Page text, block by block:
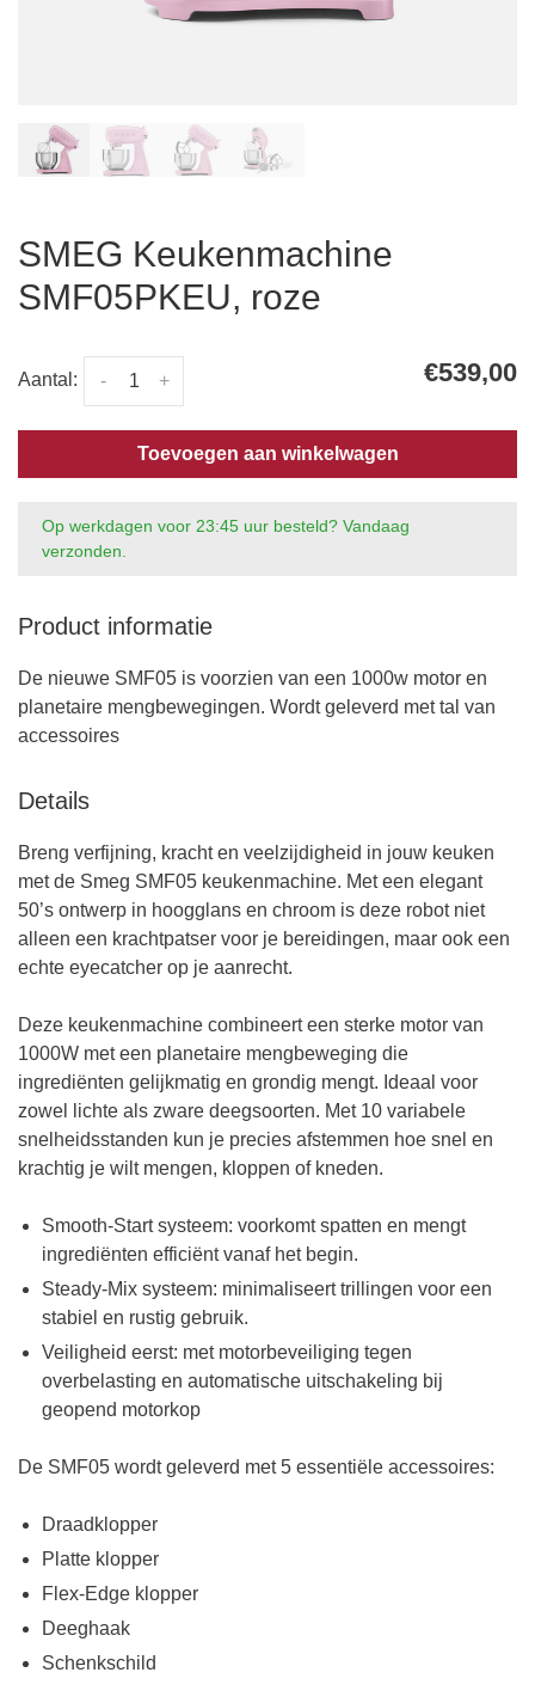
SMEG Keukenmachine
SMF05PKEU, roze
Aantal: +
- €539,00
Toevoegen aan winkelwagen
Op werkdagen voor 23:45 uur besteld? Vandaag
verzonden.
Product informatie
De nieuwe SMF05 is voorzien van een 1000w motor en
planetaire mengbewegingen. Wordt geleverd met tal van
accessoires
Details
Breng verfijning, kracht en veelzijdigheid in jouw keuken
met de Smeg SMF05 keukenmachine. Met een elegant
50’s ontwerp in hoogglans en chroom is deze robot niet
alleen een krachtpatser voor je bereidingen, maar ook een
echte eyecatcher op je aanrecht.
Deze keukenmachine combineert een sterke motor van
1000W met een planetaire mengbeweging die
ingrediënten gelijkmatig en grondig mengt. Ideaal voor
zowel lichte als zware deegsoorten. Met 10 variabele
snelheidsstanden kun je precies afstemmen hoe snel en
krachtig je wilt mengen, kloppen of kneden.
Smooth-Start systeem: voorkomt spatten en mengt
ingrediënten efficiënt vanaf het begin.
Steady-Mix systeem: minimaliseert trillingen voor een
stabiel en rustig gebruik.
Veiligheid eerst: met motorbeveiliging tegen
overbelasting en automatische uitschakeling bij
geopend motorkop
De SMF05 wordt geleverd met 5 essentiële accessoires:
Draadklopper
Platte klopper
Flex-Edge klopper
Deeghaak
Schenkschild